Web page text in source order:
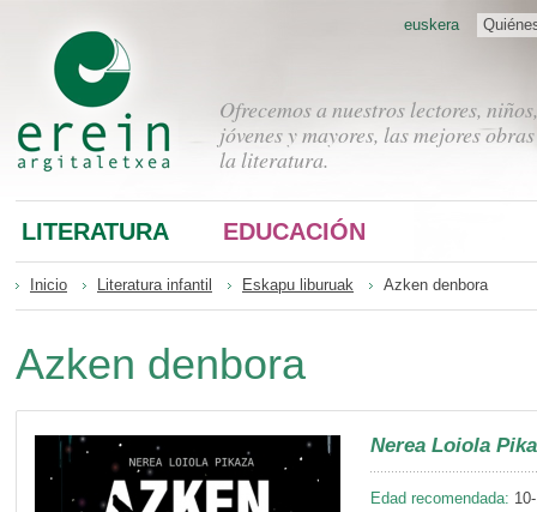
Ofrecemos a nuestros lectores, niños,
jóvenes y mayores, las mejores
la literatura.
euskera
LITERATURA EDUCACIÓN
Inicio Literatura infantil Eskapu liburuak Azken denbora
Azken denbora
Nerea Loiola
Edad recomendada: